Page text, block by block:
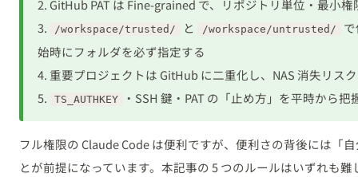
2. GitHub PAT は Fine-grained で、リポジトリ単位・最小
3.
/workspace/trusted/ と /workspace/untrusted/
始時にフォルダを必ず指定する
4. 重要プロジェクトは GitHub に二重化し、NAS 消失リス
5.
TS_AUTHKEY ・SSH 鍵・PAT の「止め方」を平時から把
フル権限の Claude Code は便利ですが、便利さの背後には「
とが前提になっています。本記事の 5 つのルールはいずれも